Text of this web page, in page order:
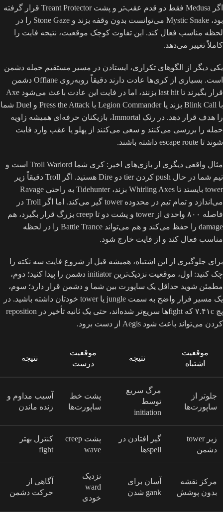
اگر Medusa فقط دو قدم عقب‌تر و پشت Treant Protector قرار گرفته
بود، Mystic Snake می‌توانست بدون وقفه بزند و Stone Gaze را در
لحظه مناسب فعال کند. این تفاوت کوچک موقعیت، نتیجه فایت را
کاملاً تغییر می‌دهد.
یکی دیگر از الگوهای تکراری، ایستادن در مسیر مستقیم حمله دشمن
است. بسیاری از کری‌ها عادت دارند دقیقاً روبه‌روی Offlane دشمن
قرار بگیرند تا last hit بزنند، اما در فایت این عادت باعث می‌شود Axe
با Blink Call بزند یا Legion Commander با Press the Attack و Duel شما
را هدف قرار دهد. در رنک Immortal، بازیکنان حرفه‌ای همیشه زاویه
حمله را بررسی می‌کنند و سعی می‌کنند از پهلو یا عقب وارد فایت
شوند تا escape route داشته باشند.
مثال واقعی دیگری از بازی‌های اخیر: کری شما Troll Warlord است و
تیم شما در حال push کردن tier دو Dire هستید. اگر Troll دقیقاً زیر
tower بایستد تا Whirling Axes بزند، Tidehunter به راحتی Ravage
می‌اندازد و تمام تیم در محدوده tower گیر می‌کند. اما اگر Troll در
فاصله ۸۰۰ واحدی از tower و پشت دو تا creep بزرگ قرار بگیرد، هم
damage را حفظ می‌کند و هم می‌تواند Battle Trance را در لحظه
مناسب فعال کند و از فایت خارج شود.
برای جلوگیری از این اشتباه، همیشه قبل از شروع فایت سه نکته را
چک کنید: اول، موقعیت نزدیک‌ترین initiator دشمن را پیدا کنید؛ دوم،
مطمئن شوید حداقل یک ساپورت بین شما و دشمن قرار دارد؛ سوم،
یک مسیر فرار واضح به سمت jungle یا tower خودتان داشته باشید. در
پچ ۷.۴۱c که fightها سریع‌تر شده‌اند، حتی یک ثانیه تأخیر در reposition
کردن می‌تواند باعث شود Aegis از دست برود.
موقعیت
اشتباه
نتیجه
موقعیت
درست
نتیجه
جلوتر از
ساپورت‌ها
مرگ سریع
توسط
initiation
پشت خط
ساپورت‌ها
آسیب مداوم و
زنده ماندن
زیر tower
دشمن
گیر افتادن در
spellها
پشت creep
wave
کنترل بهتر
fight
مرکز نقشه
بدون پوشش
آسان برای
gank شدن
نزدیک
ward
خودی
آگاهی از
حرکت دشمن